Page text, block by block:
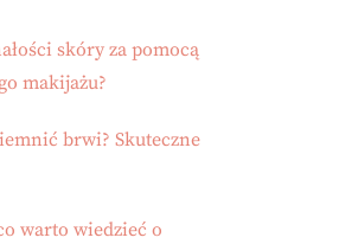
skóry za pomocą
makijażu?
brwi? Skuteczne
warto wiedzieć o